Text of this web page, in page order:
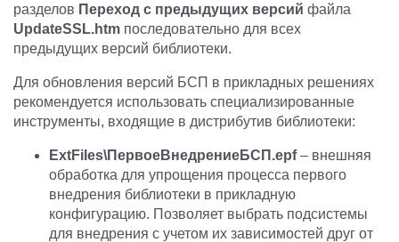
разделов Переход с предыдущих версий файла
UpdateSSL.htm последовательно для всех
предыдущих версий библиотеки.
Для обновления версий БСП в прикладных решениях
рекомендуется использовать специализированные
инструменты, входящие в дистрибутив библиотеки:
ExtFiles\ПервоеВнедрениеБСП.epf– внешняя
обработка для упрощения процесса первого
внедрения библиотеки в прикладную
конфигурацию. Позволяет выбрать подсистемы
для внедрения с учетом их зависимостей друг от